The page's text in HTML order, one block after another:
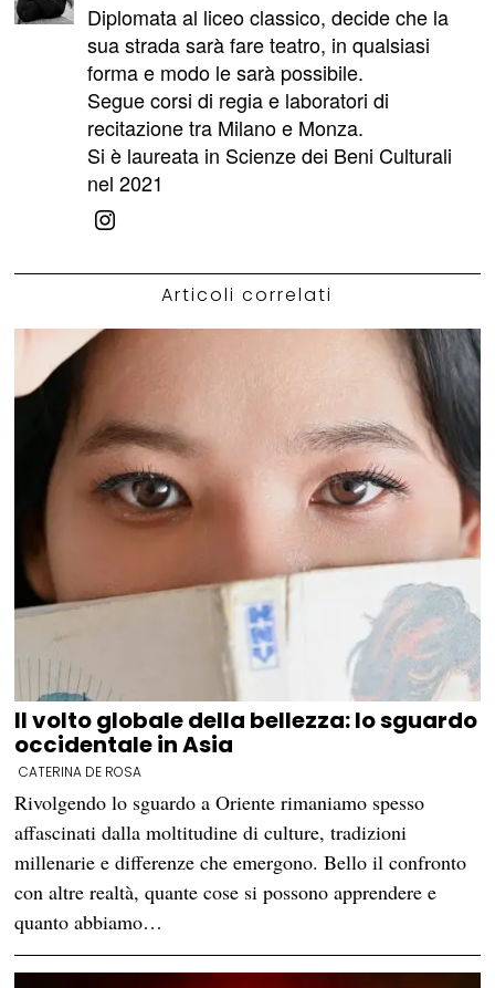
Diplomata al liceo classico, decide che la
sua strada sarà fare teatro, in qualsiasi
forma e modo le sarà possibile.
Segue corsi di regia e laboratori di
recitazione tra Milano e Monza.
Si è laureata in Scienze dei Beni Culturali
nel 2021
Articoli correlati
Il volto globale della bellezza: lo sguardo
occidentale in Asia
CATERINA DE ROSA
Rivolgendo lo sguardo a Oriente rimaniamo spesso
affascinati dalla moltitudine di culture, tradizioni
millenarie e differenze che emergono. Bello il confronto
con altre realtà, quante cose si possono apprendere e
quanto abbiamo…